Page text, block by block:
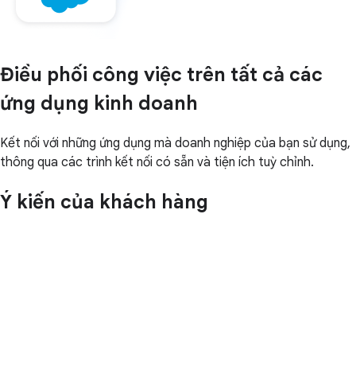
Điều phối công việc trên tất cả các
ứng dụng kinh doanh
Kết nối với những ứng dụng mà doanh nghiệp của bạn sử dụng,
thông qua các trình kết nối có sẵn và tiện ích tuỳ chỉnh.
Ý kiến của khách hàng